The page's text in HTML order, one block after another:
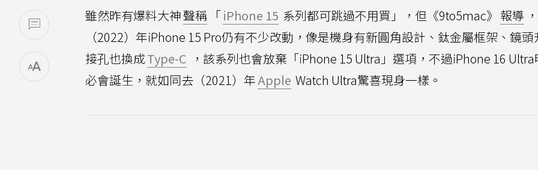
雖然昨有爆料大神聲稱 「iPhone 15 系列都可跳過不用買」，但《9to5mac》 報導
（2022）年iPhone 15 Pro仍有不少改動，像是機身有新圓角設計、鈦金屬框架、鏡
接孔也換成Type-C ，該系列也會放棄「iPhone 15 Ultra」選項，不過iPhone 16
必會誕生，就如同去（2021）年Apple Watch Ultra驚喜現身一樣。